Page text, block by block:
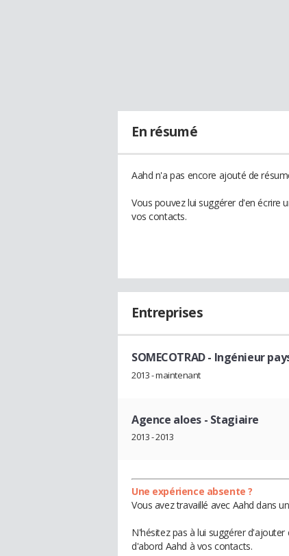
En résumé
Aahd n'a pas encore ajouté de
Vous pouvez lui suggérer d'en écrire
vos contacts.
Entreprises
SOMECOTRAD- Ingénieur
2013 - maintenant
Agence aloes- Stagiaire
2013 - 2013
Une expérience absente ?
Vous avez travaillé avec Aahd dans
N'hésitez pas à lui suggérer
d'abord Aahd à vos contacts.